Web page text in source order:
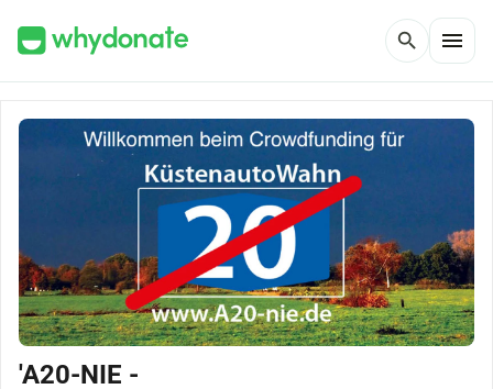
search menu
'A20-NIE -